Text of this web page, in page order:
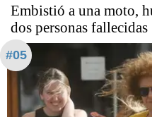
Embistió a una moto,
dos personas fallecidas
#05